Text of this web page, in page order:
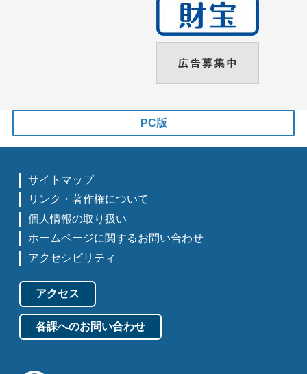
PC版
サイトマップ
リンク・著作権について
個人情報の取り扱い
ホームページに関するお問い合わせ
アクセシビリティ
アクセス
各課へのお問い合わせ